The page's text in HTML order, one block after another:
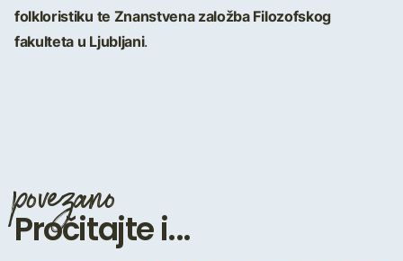
folkloristiku te Znanstvena založba Filozofskog
fakulteta u Ljubljani.
povezano
Pročitajte i...